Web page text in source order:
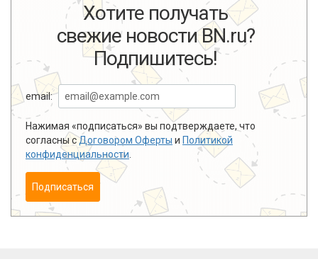
Хотите получать
свежие новости BN.ru?
Подпишитесь!
email:
Нажимая «подписаться» вы подтверждаете, что
согласны сДоговором Оферты и Политикой
конфиденциальности
Подписаться